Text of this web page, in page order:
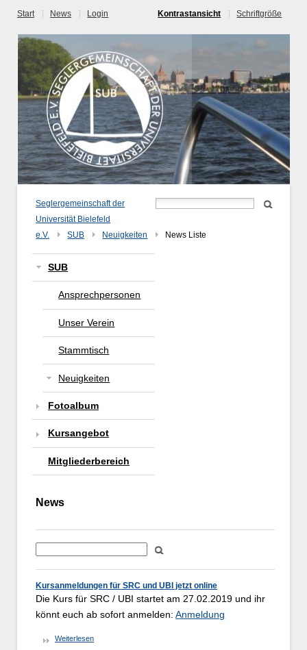
Start News Login Kontrastansicht Schriftgröße
Seglergemeinschaft der
Universität Bielefeld
e.V.
SUB Neuigkeiten News Liste
SUB
Ansprechpersonen
Unser Verein
Stammtisch
Neuigkeiten
Fotoalbum
Kursangebot
Mitgliederbereich
News
Kursanmeldungen für SRC und UBI jetzt online
Die Kurs für SRC / UBI startet am 27.02.2019 und ihr
könnt euch ab sofort anmelden:Anmeldung
Weiterlesen